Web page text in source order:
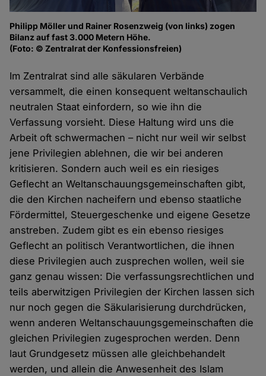
Philipp Möller und Rainer Rosenzweig (von links) zogen
Bilanz auf fast 3.000 Metern Höhe.
(Foto: © Zentralrat der Konfessionsfreien)
Im Zentralrat sind alle säkularen Verbände
versammelt, die einen konsequent weltanschaulich
neutralen Staat einfordern, so wie ihn die
Verfassung vorsieht. Diese Haltung wird uns die
Arbeit oft schwermachen – nicht nur weil wir selbst
jene Privilegien ablehnen, die wir bei anderen
kritisieren. Sondern auch weil es ein riesiges
Geflecht an Weltanschauungsgemeinschaften gibt,
die den Kirchen nacheifern und ebenso staatliche
Fördermittel, Steuergeschenke und eigene Gesetze
anstreben. Zudem gibt es ein ebenso riesiges
Geflecht an politisch Verantwortlichen, die ihnen
diese Privilegien auch zusprechen wollen, weil sie
ganz genau wissen: Die verfassungsrechtlichen und
teils aberwitzigen Privilegien der Kirchen lassen sich
nur noch gegen die Säkularisierung durchdrücken,
wenn anderen Weltanschauungsgemeinschaften die
gleichen Privilegien zugesprochen werden. Denn
laut Grundgesetz müssen alle gleichbehandelt
werden, und allein die Anwesenheit des Islam